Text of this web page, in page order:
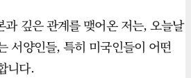
과 깊은 관계를 맺어온 저는, 오늘날
서양인들, 특히 미국인들이 어떤
니다.